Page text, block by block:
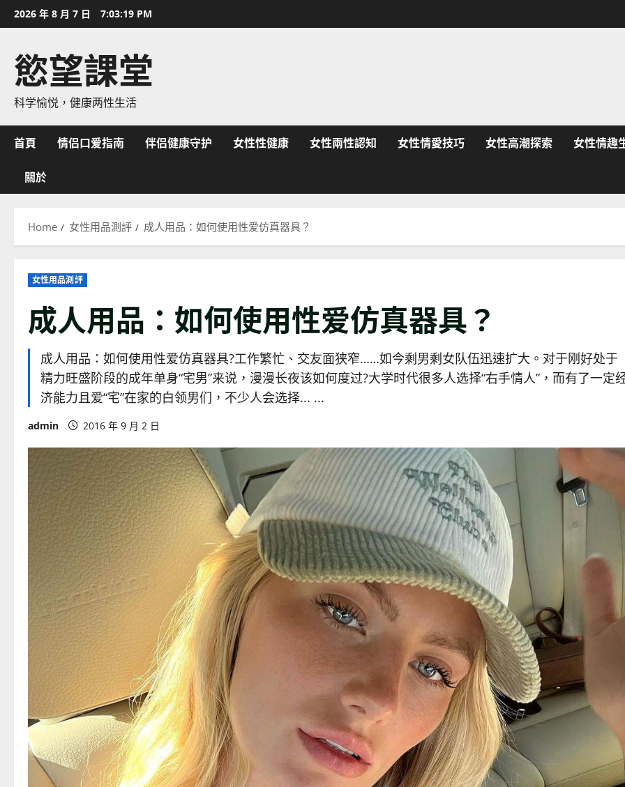
Skip
to
2026 年 8 月 7 日 7:03:20 PM
慾望課堂
科学愉悦，健康两性生活
首頁 情侣口爱指南 伴侣健康守护 女性性健康 女性兩性認知 女性情愛技巧 女性高潮探索 女性情趣
關於
Home 女性用品測評 成人用品：如何使用性爱仿真器具？
女性用品測評
成人用品：如何使用性爱仿真器具？
成人用品：如何使用性爱仿真器具?工作繁忙、交友面狭窄……如今剩男剩女队伍迅速扩大。对于刚好处于
精力旺盛阶段的成年单身“宅男”来说，漫漫长夜该如何度过?大学时代很多人选择“右手情人”，而有了一定
济能力且爱“宅”在家的白领男们，不少人会选择... ...
admin 2016 年 9 月 2 日